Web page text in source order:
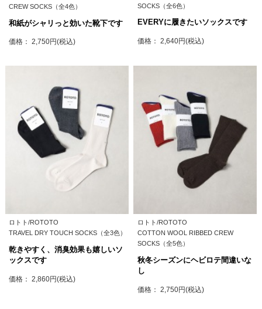
CREW SOCKS（全4色）
和紙がシャリっと効いた靴下です
価格： 2,750円(税込)
SOCKS（全6色）
EVERYに履きたいソックスです
価格： 2,640円(税込)
ロトト/ROTOTO
TRAVEL DRY TOUCH SOCKS（全3色）
乾きやすく、消臭効果も嬉しいソ
ックスです
価格： 2,860円(税込)
ロトト/ROTOTO
COTTON WOOL RIBBED CREW
SOCKS（全5色）
秋冬シーズンにヘビロテ間違いな
し
価格： 2,750円(税込)